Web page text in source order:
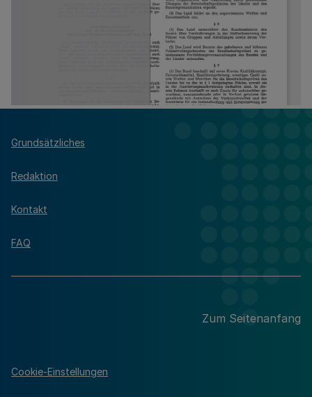
Grundsätzliches
Redaktion
Kontakt
FAQ
Zum Seitenanfang
Cookie-Einstellungen